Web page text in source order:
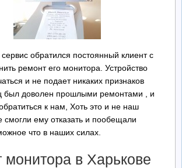
обратился постоянный клиент с
ремонт его монитора. Устройство
и не подает никаких признаков
был доволен прошлыми ремонтами , и
к нам, Хоть это и не наш
ему отказать и пообещали
что в наших силах.
монитора в Харькове